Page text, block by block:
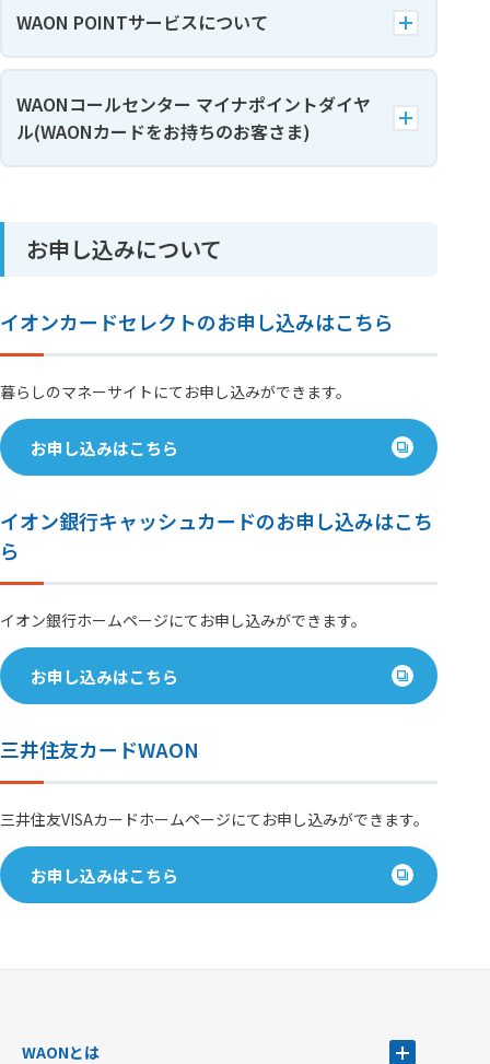
WAON POINTサービスについて
WAONコールセンター マイナポイントダイヤ
ル(WAONカードをお持ちのお客さま)
お申し込みについて
イオンカードセレクトのお申し込みはこちら
暮らしのマネーサイトにてお申し込みができます。
お申し込みはこちら
イオン銀行キャッシュカードのお申し込みはこち
ら
イオン銀行ホームページにてお申し込みができます。
お申し込みはこちら
三井住友カードWAON
三井住友VISAカードホームページにてお申し込みができます。
お申し込みはこちら
WAONとは